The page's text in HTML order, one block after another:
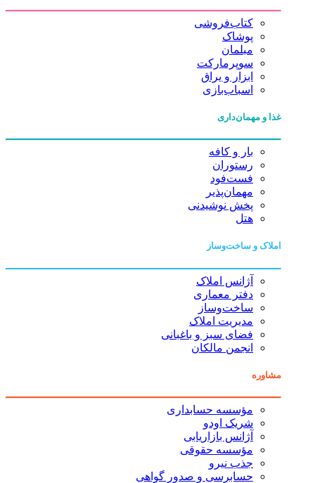
کتاب‌فروشی
پوشاک
مبلمان
سوپرمارکت
ابزار و یراق
اسباب‌بازی
غذا و مهمان‌داری
بار و کافه
رستوران
فست‌فود
مهمان‌پذیر
پخش نوشیدنی
هتل
املاک و ساخت‌وساز
آژانس املاک
دفتر معماری
ساخت‌وساز
مدیریت املاک
فضای سبز و باغبانی
انجمن مالکان
مشاوره
مؤسسه حسابداری
شریک اودو
آژانس بازاریابی
مؤسسه حقوقی
جذب نیرو
حسابرسی و صدور گواهی